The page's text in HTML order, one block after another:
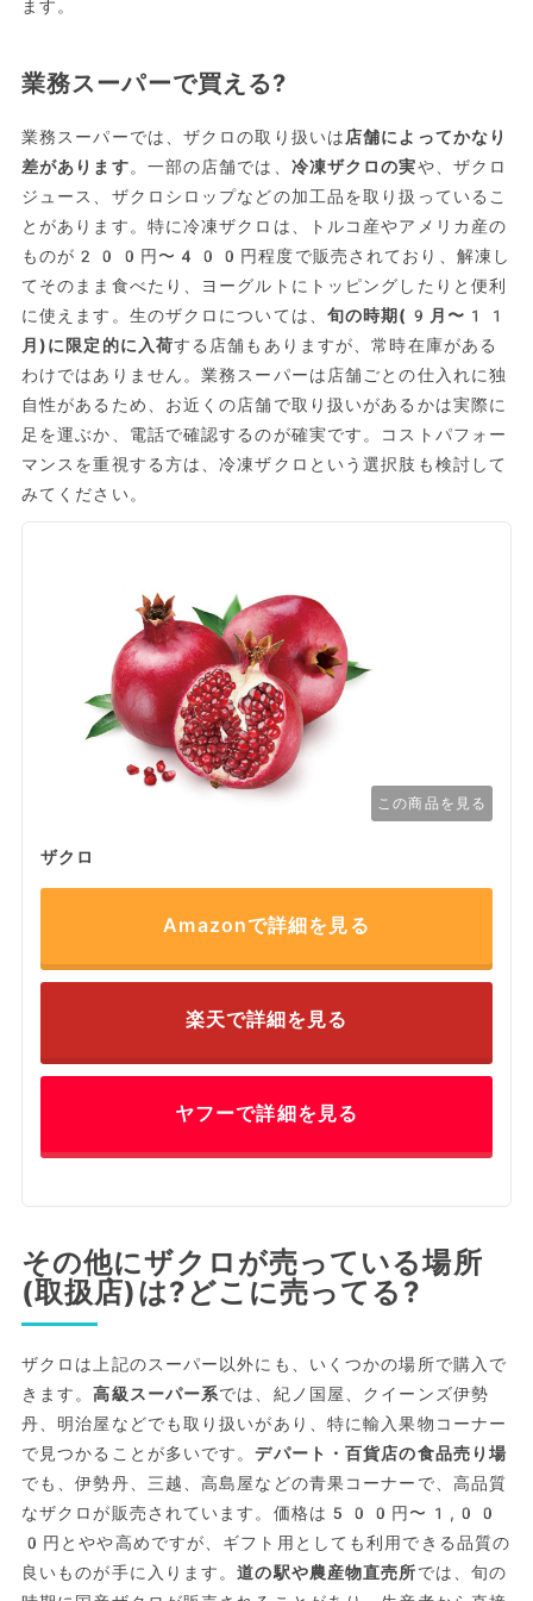
ます。
業務スーパーで買える?
業務スーパーでは、ザクロの取り扱いは 店舗によってかなり
差があります。一部の店舗では、 冷凍ザクロの実や、ザクロ
ジュース、ザクロシロップなどの加工品を取り扱っているこ
とがあります。特に冷凍ザクロは、トルコ産やアメリカ産の
ものが200円〜400円程度で販売されており、解凍し
てそのまま食べたり、ヨーグルトにトッピングしたりと便利
に使えます。生のザクロについては、 旬の時期(9月〜11
月)に限定的に入荷する店舗もありますが、常時在庫がある
わけではありません。業務スーパーは店舗ごとの仕入れに独
自性があるため、お近くの店舗で取り扱いがあるかは実際に
足を運ぶか、電話で確認するのが確実です。コストパフォー
マンスを重視する方は、冷凍ザクロという選択肢も検討して
みてください。
この商品を見る
ザクロ
Amazonで詳細を見る
楽天で詳細を見る
ヤフーで詳細を見る
その他にザクロが売っている場所
(取扱店)は?どこに売ってる?
ザクロは上記のスーパー以外にも、いくつかの場所で購入で
きます。高級スーパー系では、紀ノ国屋、クイーンズ伊勢
丹、明治屋などでも取り扱いがあり、特に輸入果物コーナー
で見つかることが多いです。デパート・百貨店の食品売り場
でも、伊勢丹、三越、高島屋などの青果コーナーで、高品質
なザクロが販売されています。価格は500円〜1,00
0円とやや高めですが、ギフト用としても利用できる品質の
良いものが手に入ります。道の駅や農産物直売所では、旬の